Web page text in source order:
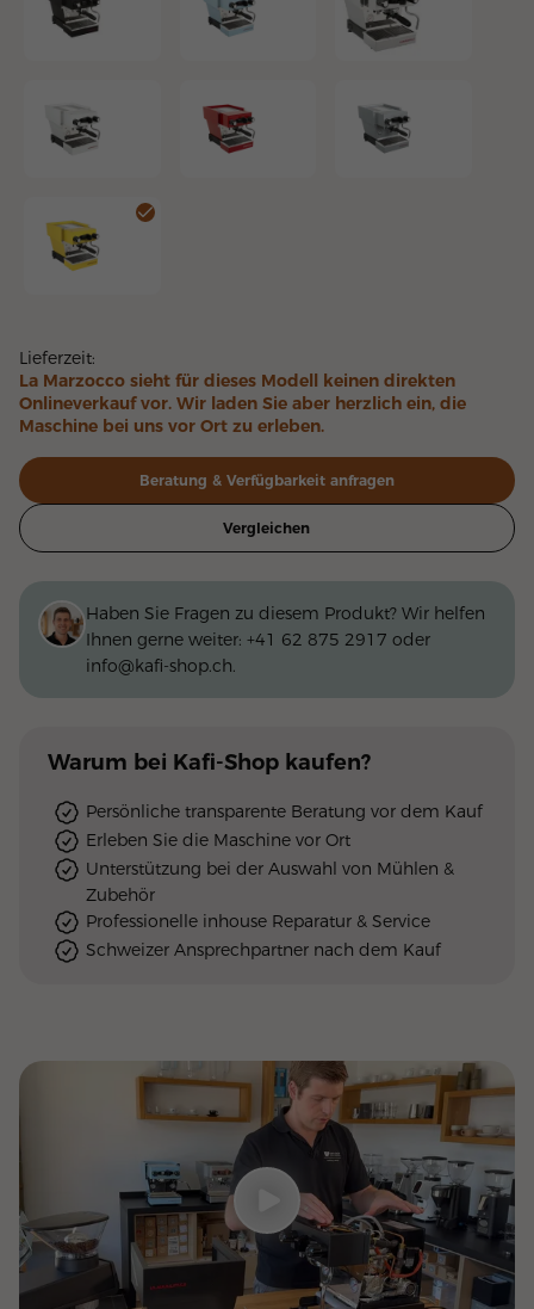
Lieferzeit:
La Marzocco sieht für dieses Modell keinen direkten
Onlineverkauf vor. Wir laden Sie aber herzlich ein, die
Maschine bei uns vor Ort zu erleben.
Beratung & Verfügbarkeit anfragen
Vergleichen
Haben Sie Fragen zu diesem Produkt? Wir helfen
Ihnen gerne weiter: +41 62 875 2917 oder
info@kafi-shop.ch.
Warum bei Kafi-Shop kaufen?
Persönliche transparente Beratung vor dem Kauf
Erleben Sie die Maschine vor Ort
Unterstützung bei der Auswahl von Mühlen &
Zubehör
Professionelle inhouse Reparatur & Service
Schweizer Ansprechpartner nach dem Kauf